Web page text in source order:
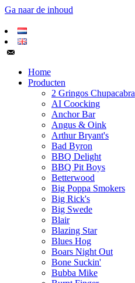
Ga naar de inhoud
Home
Producten
2 Gringos Chupacabra
AI Coocking
Anchor Bar
Angus & Oink
Arthur Bryant's
Bad Byron
BBQ Delight
BBQ Pit Boys
Betterwood
Big Poppa Smokers
Big Rick's
Big Swede
Blair
Blazing Star
Blues Hog
Boars Night Out
Bone Suckin'
Bubba Mike